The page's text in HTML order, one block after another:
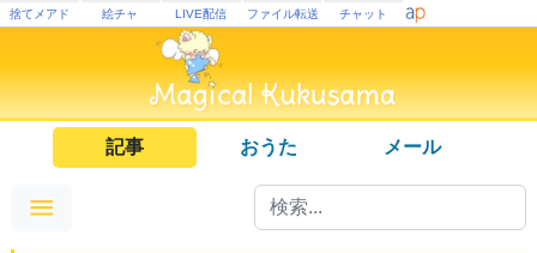
捨てメアド 絵チャ LIVE配信 ファイル転送 チャット
記事 おうた メール